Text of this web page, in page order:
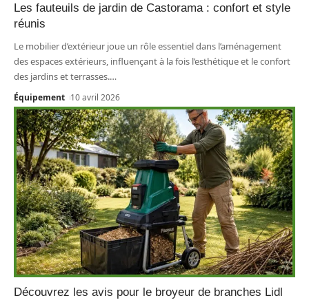
Les fauteuils de jardin de Castorama : confort et style
réunis
Le mobilier d’extérieur joue un rôle essentiel dans l’aménagement
des espaces extérieurs, influençant à la fois l’esthétique et le confort
des jardins et terrasses.…
Équipement 10 avril 2026
Découvrez les avis pour le broyeur de branches Lidl